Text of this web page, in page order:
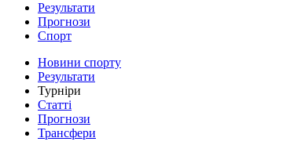
Результати
Прогнози
Спорт
Новини спорту
Результати
Турніри
Статті
Прогнози
Трансфери